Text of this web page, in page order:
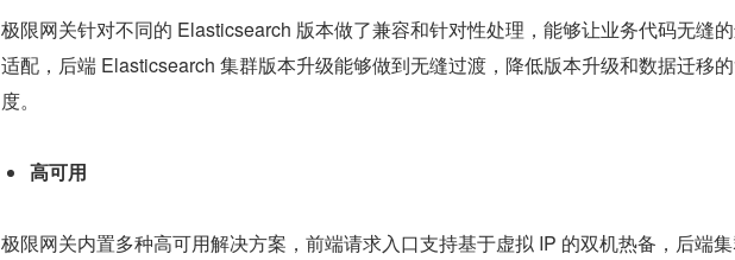
极限网关针对不同的 Elasticsearch 版本做了兼容和针对性处理，能够让业务代码无缝
适配，后端 Elasticsearch 集群版本升级能够做到无缝过渡，降低版本升级和数据迁移
度。
高可用
极限网关内置多种高可用解决方案，前端请求入口支持基于虚拟 IP 的双机热备，后端